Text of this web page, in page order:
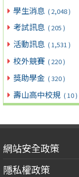
學生消息 ( 2,048 )
考試訊息 ( 205 )
活動訊息 ( 1,531 )
校外競賽 ( 220 )
獎助學金 ( 320 )
壽山高中校規 ( 10 )
網站安全政策
隱私權政策